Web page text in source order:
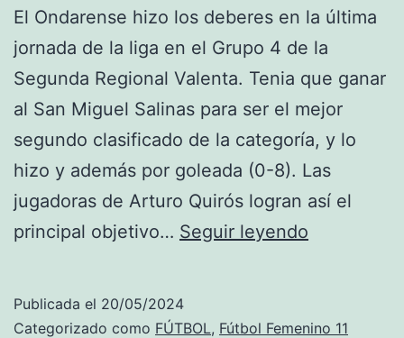
El Ondarense hizo los deberes en la última
jornada de la liga en el Grupo 4 de la
Segunda Regional Valenta. Tenia que ganar
al San Miguel Salinas para ser el mejor
segundo clasificado de la categoría, y lo
hizo y además por goleada (0-8). Las
jugadoras de Arturo Quirós logran así el
principal objetivo… Seguir leyendo
El
Publicada el 20/05/2024
Categorizado como FÚTBOL, Fútbol Femenino 11